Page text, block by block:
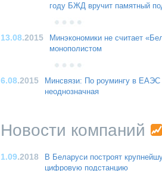
году БЖД вручит памятный
13.08.2015
Минэкономики не считает
монополистом
6.08.2015
Минсвязи: По роумингу в ЕАЭС
неоднозначная
Новости компаний
1.09.2018
В Беларуси построят
цифровую подстанцию